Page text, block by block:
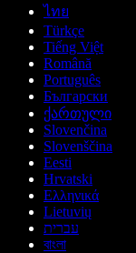
ไทย
Türkçe
Tiếng Việt
Română
Português
Български
ქართული
Slovenčina
Slovenščina
Eesti
Hrvatski
Ελληνικά
Lietuvių
עברית
বাংলা